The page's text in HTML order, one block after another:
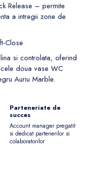
Release – permite
a intregii zone de
Close
si controlata, oferind
doua vase WC
Auriu Marble.
Parteneriate de
succes
Account manager pregatit
si dedicat partenerilor si
colaboratorilor